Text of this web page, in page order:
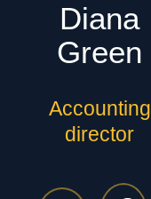
Diana
Green
Accounting
director